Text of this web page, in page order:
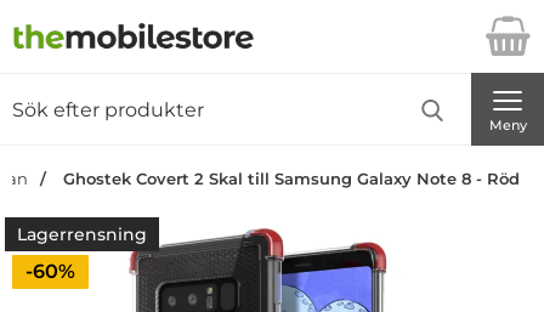
Startsidan för Danira Telecom AB
Meny
Ghostek Covert 2 Skal till Samsung Galaxy Note 8 - Röd
Lagerrensning
Priset är nedsatt med
-60%